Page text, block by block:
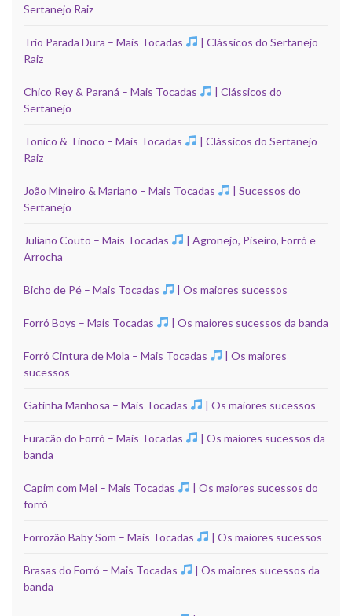
Sertanejo Raiz
Trio Parada Dura – Mais Tocadas
| Clássicos do Sertanejo
Raiz
Chico Rey & Paraná – Mais Tocadas
| Clássicos do
Sertanejo
Tonico & Tinoco – Mais Tocadas
| Clássicos do Sertanejo
Raiz
João Mineiro & Mariano – Mais Tocadas
| Sucessos do
Sertanejo
Juliano Couto – Mais Tocadas
| Agronejo, Piseiro, Forró e
Arrocha
Bicho de Pé – Mais Tocadas | Os maiores sucessos
Forró Boys – Mais Tocadas | Os maiores sucessos da banda
Forró Cintura de Mola – Mais Tocadas
| Os maiores
sucessos
Gatinha Manhosa – Mais Tocadas | Os maiores sucessos
Furacão do Forró – Mais Tocadas
| Os maiores sucessos da
banda
Capim com Mel – Mais Tocadas
| Os maiores sucessos do
forró
Forrozão Baby Som – Mais Tocadas | Os maiores sucessos
Brasas do Forró – Mais Tocadas
| Os maiores sucessos da
banda